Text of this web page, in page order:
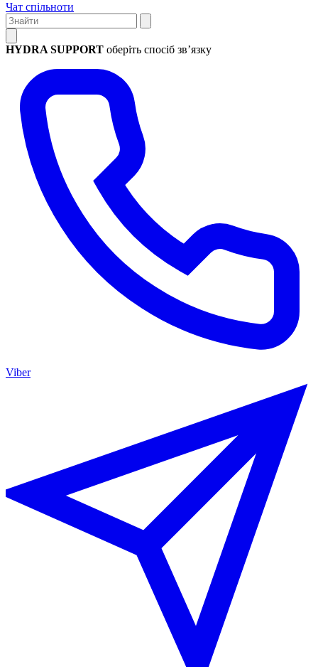
Чат спільноти
HYDRA SUPPORT оберіть спосіб зв’язку
Viber